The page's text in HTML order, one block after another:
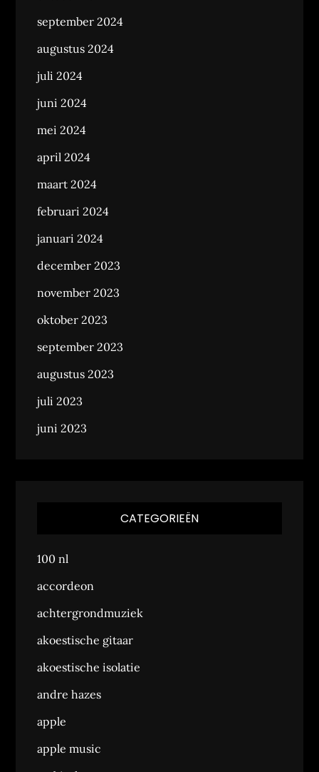
september 2024
augustus 2024
juli 2024
juni 2024
mei 2024
april 2024
maart 2024
februari 2024
januari 2024
december 2023
november 2023
oktober 2023
september 2023
augustus 2023
juli 2023
juni 2023
CATEGORIEËN
100 nl
accordeon
achtergrondmuziek
akoestische gitaar
akoestische isolatie
andre hazes
apple
apple music